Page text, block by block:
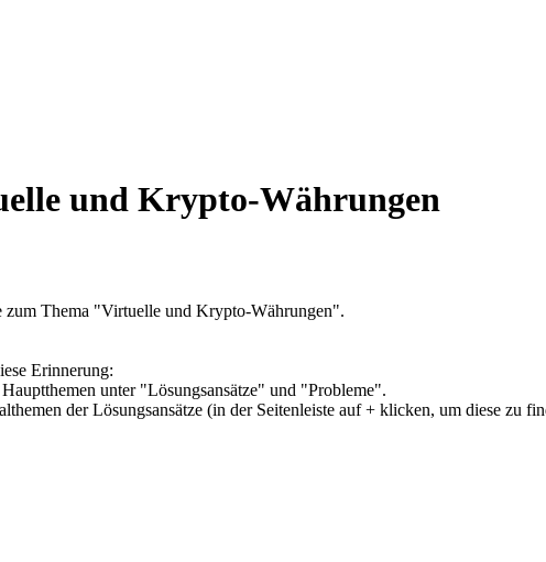
und Krypto-Währungen
zum Thema "Virtuelle und Krypto-Währungen".
Erinnerung:
unter "Lösungsansätze" und "Probleme".
der Lösungsansätze (in der Seitenleiste auf + klicken, um diese zu